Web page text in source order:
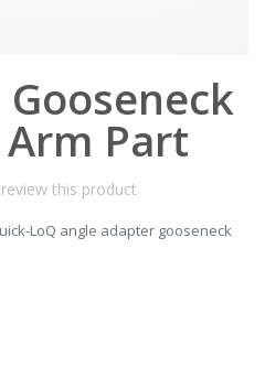
Part
this product
LoQ angle adapter gooseneck